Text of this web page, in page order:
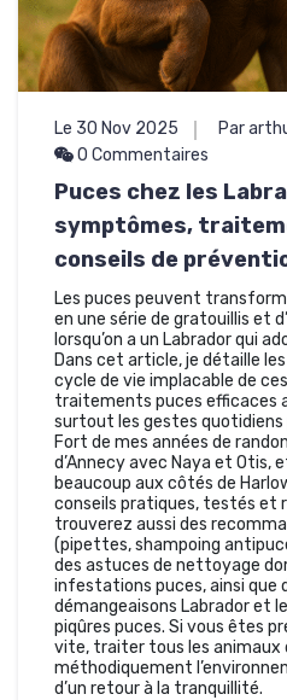
Le 30 Nov 2025 Par
0 Commentaires
Puces chez les
symptômes,
conseils de
Les puces peuvent
en une série de gratouillis et
lorsqu’on a un Labrador qui
Dans cet article, je détaille
cycle de vie implacable de
traitements puces efficaces
surtout les gestes quotidiens
Fort de mes années de
d’Annecy avec Naya et Otis,
beaucoup aux côtés de
conseils pratiques, testés et
trouverez aussi des
(pipettes, shampoing
des astuces de nettoyage
infestations puces, ainsi que
démangeaisons Labrador et
piqûres puces. Si vous êtes
vite, traiter tous les
méthodiquement
d’un retour à la tranquillité.